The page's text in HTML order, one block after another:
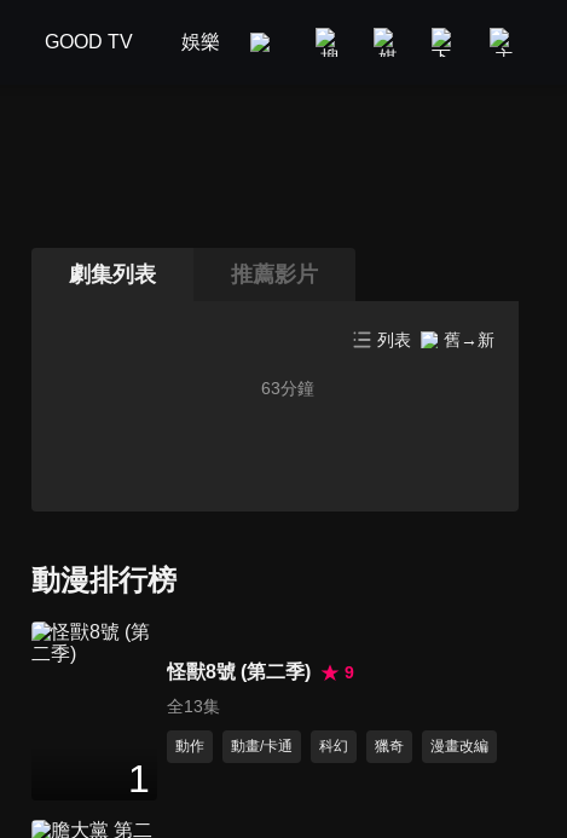
GOOD TV 娛樂 美食旅遊 新聞政論
劇集列表 推薦影片
列表 舊→新
63分鐘
動漫排行榜
1
怪獸8號 (第二季)
9
全13集
動作 動畫/卡通 科幻 獵奇 漫畫改編